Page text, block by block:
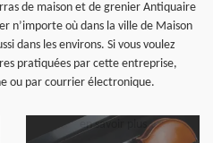
de maison et de grenier Antiquaire
n’importe où dans la ville de Maison
dans les environs. Si vous voulez
pratiquées par cette entreprise,
ou par courrier électronique.
en savoir plus